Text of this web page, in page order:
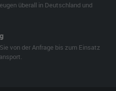
überall in Deutschland und
von der Anfrage bis zum Einsatz